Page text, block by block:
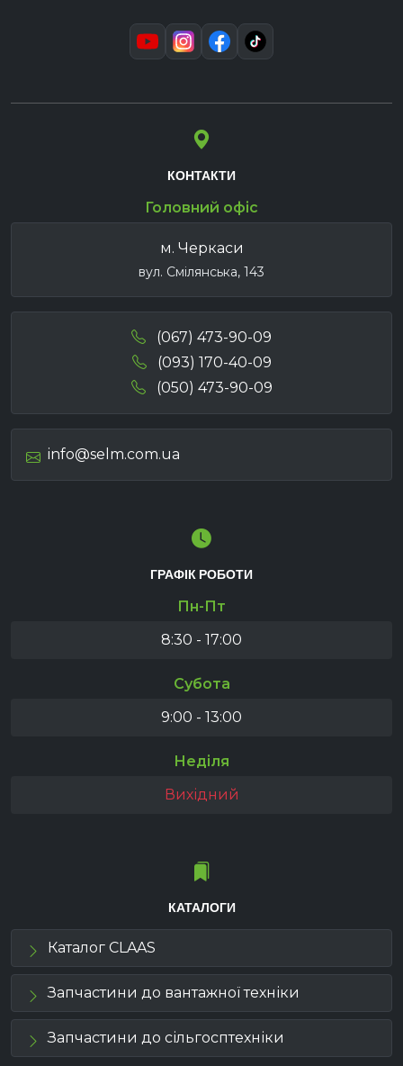
КОНТАКТИ
Головний офіс
м. Черкаси
вул. Смілянська, 143
(067) 473-90-09
(093) 170-40-09
(050) 473-90-09
info@selm.com.ua
ГРАФІК РОБОТИ
Пн-Пт
8:30 - 17:00
Субота
9:00 - 13:00
Неділя
Вихідний
КАТАЛОГИ
Каталог CLAAS
Запчастини до вантажної техніки
Запчастини до сільгосптехніки